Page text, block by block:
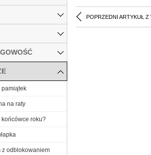
POPRZEDNI ARTYKUŁ Z
na raty
końcówce roku?
z odblokowaniem